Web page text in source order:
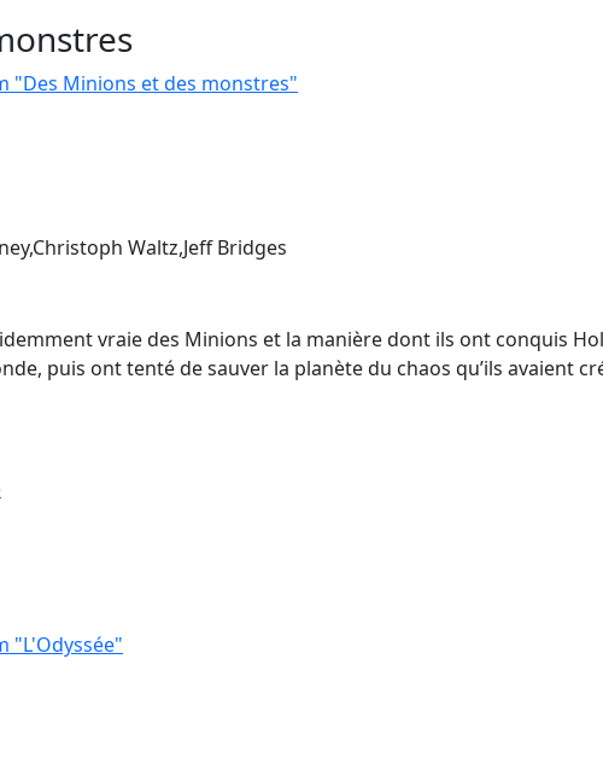
"Des Minions et des monstres"
Waltz,Jeff Bridges
vraie des Minions et la manière dont ils ont conquis
puis ont tenté de sauver la planète du chaos qu’ils avaient
"L'Odyssée"